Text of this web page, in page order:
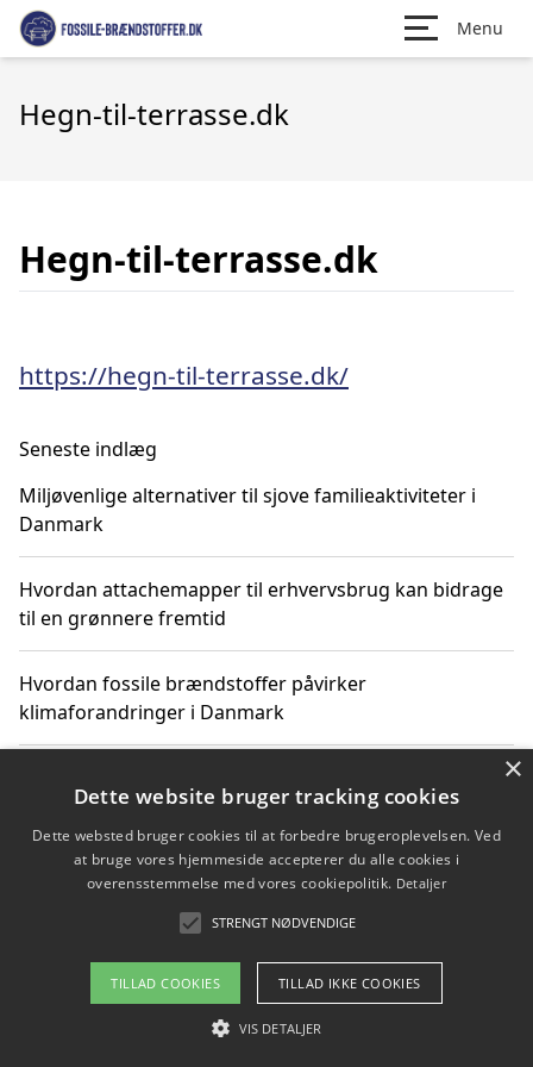
Menu
Hegn-til-terrasse.dk
Hegn-til-terrasse.dk
https://hegn-til-terrasse.dk/
Seneste indlæg
Miljøvenlige alternativer til sjove familieaktiviteter i
Danmark
Hvordan attachemapper til erhvervsbrug kan bidrage
til en grønnere fremtid
Hvordan fossile brændstoffer påvirker
klimaforandringer i Danmark
klimaændringer
Hvordan citater om fossile brændstoffer kan ændre
Copyright 2026 - Pilanto Aps
Om / kontakt
×
Dette website bruger tracking cookies
Dette websted bruger cookies til at forbedre brugeroplevelsen. Ved
at bruge vores hjemmeside accepterer du alle cookies i
overensstemmelse med vores cookiepolitik. Detaljer
STRENGT NØDVENDIGE
TILLAD COOKIES TILLAD IKKE COOKIES
VIS DETALJER